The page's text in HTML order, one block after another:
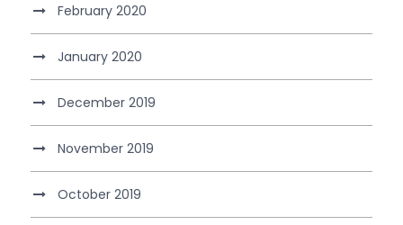
February 2020
January 2020
December 2019
November 2019
October 2019